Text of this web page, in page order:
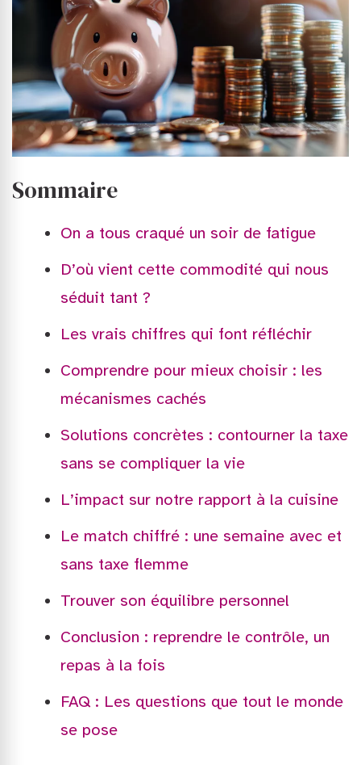
Sommaire
On a tous craqué un soir de fatigue
D’où vient cette commodité qui nous
séduit tant ?
Les vrais chiffres qui font réfléchir
Comprendre pour mieux choisir : les
mécanismes cachés
Solutions concrètes : contourner la taxe
sans se compliquer la vie
L’impact sur notre rapport à la cuisine
Le match chiffré : une semaine avec et
sans taxe flemme
Trouver son équilibre personnel
Conclusion : reprendre le contrôle, un
repas à la fois
FAQ : Les questions que tout le monde
se pose